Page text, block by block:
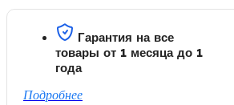
Гарантия на все
товары от 1 месяца до 1
года
Подробнее